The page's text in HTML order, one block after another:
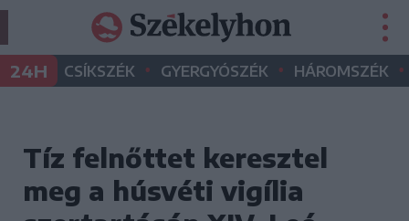
24H CSÍKSZÉK • GYERGYÓSZÉK • HÁROMSZÉK •
Tíz felnőttet keresztel
meg a húsvéti vigília